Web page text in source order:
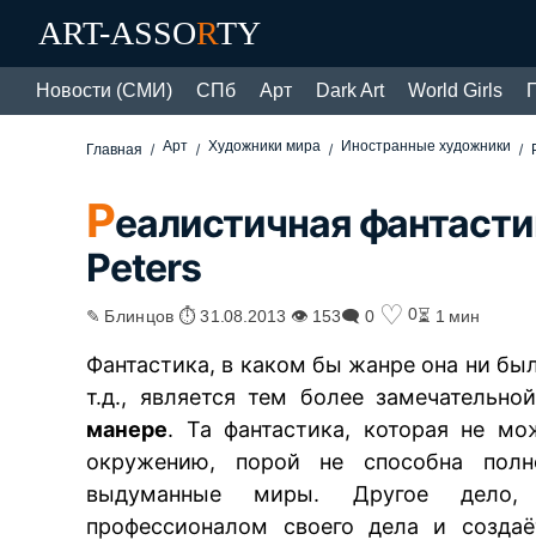
ART-ASSORTY
Новости (СМИ) СПб Арт Dark Art World Girls
Главная Арт Художники мира Иностранные художники
Реалистичная
Peters
✎ Блинцов ⏱ 31.08.2013 👁 153🗨 0 ♡ 0⏳ 1 мин
Фантастика, в каком бы жанре она ни
т.д., является тем более
манере. Та фантастика, которая не
окружению, порой не способна
выдуманные миры. Другое дело,
профессионалом своего дела и